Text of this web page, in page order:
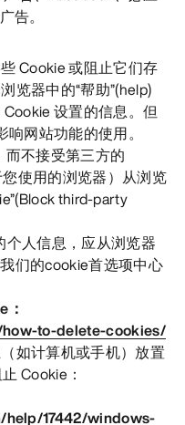
告。
Cookie 或阻止它们存
览器中的“帮助”(help)
设置的信息。但
网站功能的使用。
不接受第三方的
使用的浏览器）从浏览
third-party
人信息，应从浏览器
们的cookie首选项中心
to-delete-cookies/
如计算机或手机）放置
Cookie：
17442/windows-